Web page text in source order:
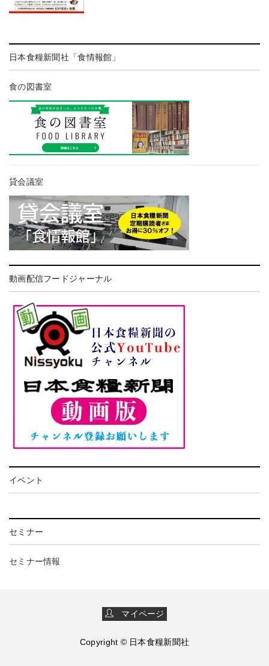
日本食糧新聞社「食情報館」
食の図書室
貸会議室
動画配信フードジャーナル
イベント
セミナー
セミナー情報
マイページ
Copyright © 日本食糧新聞社